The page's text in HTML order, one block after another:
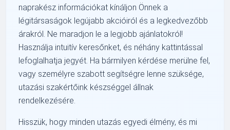
naprakész információkat kínáljon Önnek a
légitársaságok legújabb akcióiról és a legkedvezőbb
árakról. Ne maradjon le a legjobb ajánlatokról!
Használja intuitív keresőnket, és néhány kattintással
lefoglalhatja jegyét. Ha bármilyen kérdése merülne fel,
vagy személyre szabott segítségre lenne szüksége,
utazási szakértőink készséggel állnak
rendelkezésére.
Hisszük, hogy minden utazás egyedi élmény, és mi